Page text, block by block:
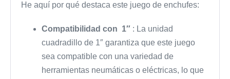
He aquí por qué destaca este juego de enchufes:
Compatibilidad con 1″ : La unidad
cuadradillo de 1″ garantiza que este juego
sea compatible con una variedad de
herramientas neumáticas o eléctricas, lo que